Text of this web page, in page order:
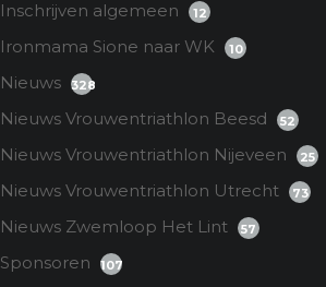
Inschrijven algemeen 12
Ironmama Sione naar WK 10
Nieuws 328
Nieuws Vrouwentriathlon Beesd 52
Nieuws Vrouwentriathlon Nijeveen 25
Nieuws Vrouwentriathlon Utrecht 73
Nieuws Zwemloop Het Lint 57
Sponsoren 107